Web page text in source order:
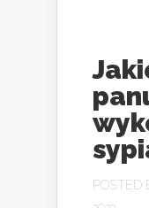
POSTED